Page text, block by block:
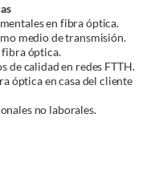
Temáticas
en fibra óptica.
medio de transmisión.
fibra óptica.
calidad en redes FTTH.
óptica en casa del cliente
no laborales.